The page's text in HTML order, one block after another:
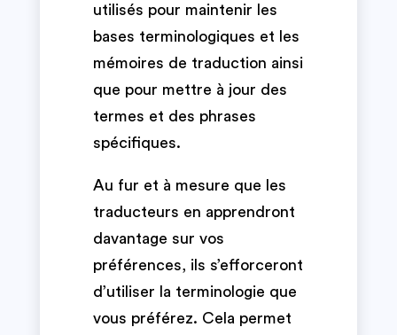
utilisés pour maintenir les
bases terminologiques et les
mémoires de traduction ainsi
que pour mettre à jour des
termes et des phrases
spécifiques.
Au fur et à mesure que les
traducteurs en apprendront
davantage sur vos
préférences, ils s’efforceront
d’utiliser la terminologie que
vous préférez. Cela permet